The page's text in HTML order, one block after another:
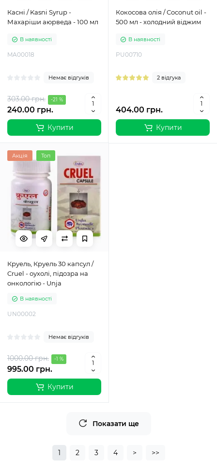
Касні / Kasni Syrup -
Махаріши аюрведа - 100 мл
В наявності
MA00018
Немає відгуків
303.00 грн. -21 %
240.00 грн.
Купити
Кокосова олія / Coconut oil -
500 мл - холодний віджим
В наявності
PU00710
2 відгука
404.00 грн.
Купити
Акція Топ
Круель, Круель 30 капсул /
Cruel - оухолі, підозра на
онкологію - Unja
В наявності
UN00002
Немає відгуків
1000.00 грн. -1 %
995.00 грн.
Купити
Показати ще
1 2 3 4 > >>